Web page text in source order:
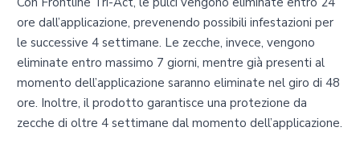
ore dall’applicazione, prevenendo possibili infestazioni per
le successive 4 settimane. Le zecche, invece, vengono
eliminate entro massimo 7 giorni, mentre già presenti al
momento dell’applicazione saranno eliminate nel giro di 48
ore. Inoltre, il prodotto garantisce una protezione da
zecche di oltre 4 settimane dal momento dell’applicazione.